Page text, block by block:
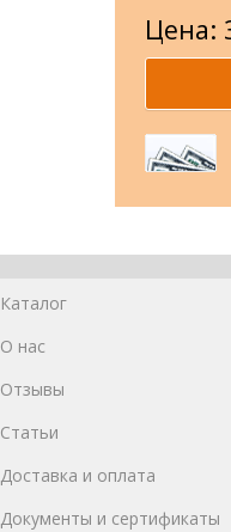
Цена:
Каталог
О нас
Отзывы
Статьи
Доставка и оплата
Документы и сертификаты